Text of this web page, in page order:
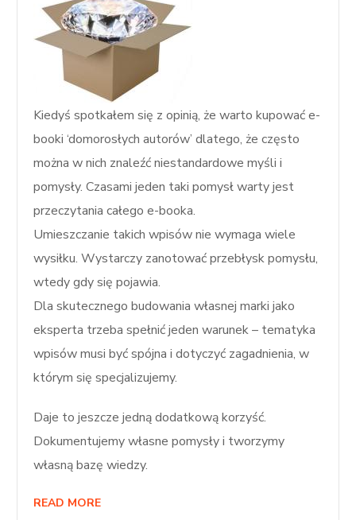
Kiedyś spotkałem się z opinią, że warto kupować e-
booki ‘domorosłych autorów’ dlatego, że często
można w nich znaleźć niestandardowe myśli i
pomysły. Czasami jeden taki pomysł warty jest
przeczytania całego e-booka.
Umieszczanie takich wpisów nie wymaga wiele
wysiłku. Wystarczy zanotować przebłysk pomysłu,
wtedy gdy się pojawia.
Dla skutecznego budowania własnej marki jako
eksperta trzeba spełnić jeden warunek – tematyka
wpisów musi być spójna i dotyczyć zagadnienia, w
którym się specjalizujemy.
Daje to jeszcze jedną dodatkową korzyść.
Dokumentujemy własne pomysły i tworzymy
własną bazę wiedzy.
READ MORE